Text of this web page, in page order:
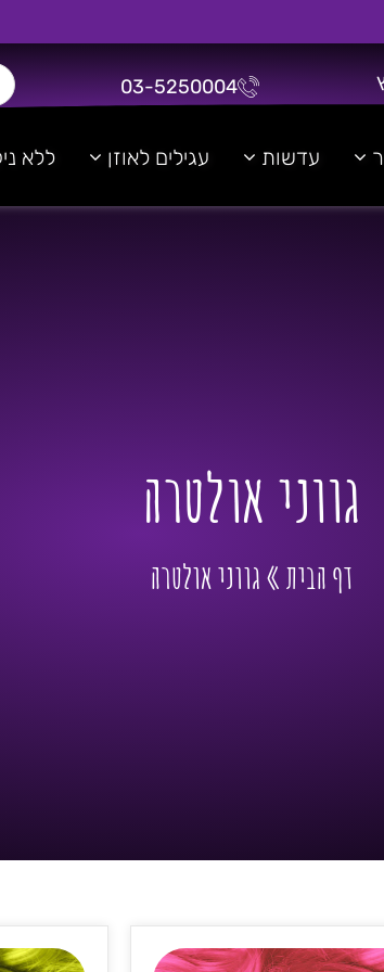
03-5250004
עדשות עגילים לאוזן ללא
גווני אולטרה
דף הבית»גווני אולטרה